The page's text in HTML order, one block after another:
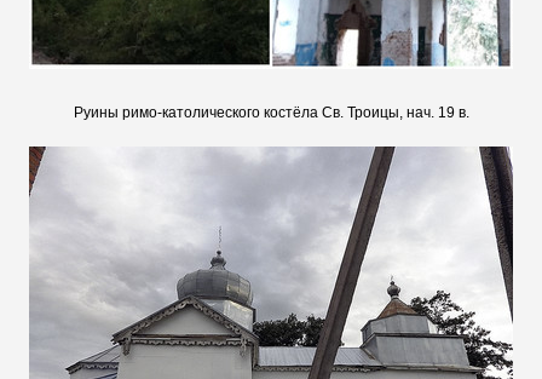
Руины римо-католического костёла Св. Троицы, нач. 19 в.